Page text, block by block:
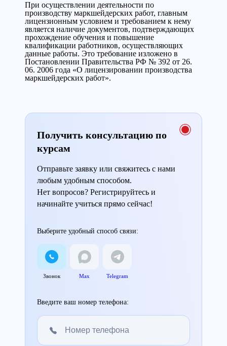
При осуществлении деятельности по
производству маркшейдерских работ, главным
лицензионным условием и требованием к нему
является наличие документов, подтверждающих
прохождение обучения и повышение
квалификации работников, осуществляющих
данные работы. Это требование изложено в
Постановлении Правительства РФ № 392 от 26.
06. 2006 года «О лицензировании производства
маркшейдерских работ».
Получить консультацию по
курсам
Отправьте заявку или свяжитесь с нами
любым удобным способом.
Нет вопросов? Регистрируйтесь и
начинайте учиться прямо сейчас!
Выберите удобный способ связи:
Звонок Max Telegram
Введите ваш номер телефона: